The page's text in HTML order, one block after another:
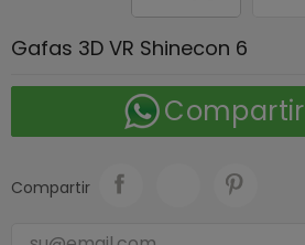
Gafas 3D VR Shinecon 6
Compartir
Compartir